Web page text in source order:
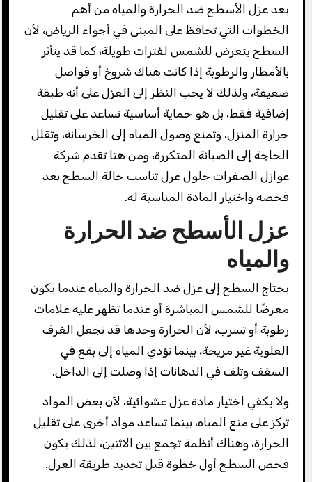
يعد عزل الأسطح ضد الحرارة والمياه من أهم
الخطوات التي تحافظ على المبنى في أجواء الرياض، لأن
السطح يتعرض للشمس لفترات طويلة، كما قد يتأثر
بالأمطار والرطوبة إذا كانت هناك شروخ أو فواصل
ضعيفة، ولذلك لا يجب النظر إلى العزل على أنه طبقة
إضافية فقط، بل هو حماية أساسية تساعد على تقليل
حرارة المنزل، وتمنع وصول المياه إلى الخرسانة، وتقلل
الحاجة إلى الصيانة المتكررة، ومن هنا تقدم شركة
عوازل الصفرات حلول عزل تناسب حالة السطح بعد
فحصه واختيار المادة المناسبة له.
عزل الأسطح ضد الحرارة
والمياه
يحتاج السطح إلى عزل ضد الحرارة والمياه عندما يكون
معرضًا للشمس المباشرة أو عندما تظهر عليه علامات
رطوبة أو تسرب، لأن الحرارة وحدها قد تجعل الغرف
العلوية غير مريحة، بينما تؤدي المياه إلى بقع في
السقف وتلف في الدهانات إذا وصلت إلى الداخل.
ولا يكفي اختيار مادة عزل عشوائية، لأن بعض المواد
تركز على منع المياه، بينما تساعد مواد أخرى على تقليل
الحرارة، وهناك أنظمة تجمع بين الاثنين، لذلك يكون
فحص السطح أول خطوة قبل تحديد طريقة العزل.